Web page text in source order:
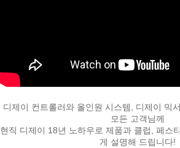
페이코 라이
구매
디제이 컨트롤러와 올인원 시스템, 디제이 믹
모든 고객님께
현직 디제이 18년 노하우로 제품과 클럽, 페스
게 설명해 드립니다!